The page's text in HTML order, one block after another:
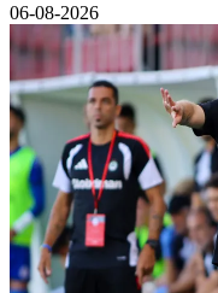
06-08-2026